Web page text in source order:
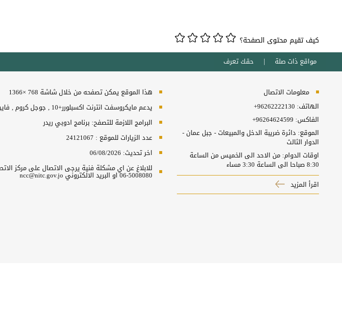
كيف تقيم محتوى الصفحة؟
مواقع ذات صلة حقك تعرف
معلومات الاتصال
الهاتف: +96262222130
الفاكس: +96264624599
الموقع: دائرة ضريبة الدخل والمبيعات - جبل عمان -
الدوار الثالث
اوقات الدوام: من الاحد الى الخميس من الساعة
8:30 صباحا الى الساعة 3:30 مساء
اقرأ المزيد
هذا الموقع يمكن تصفحه من خلال شاشة 768 ×1366
يدعم مايكروسفت انترنت اكسبلورر+10 , جوجل كروم , فاير بوكس , سفاري
البرامج اللازمة للتصفح: برنامج ادوبي ريدر
عدد الزيارات للموقع : 24121067
اخر تحديث: 06/08/2026
للابلاغ عن اي مشكلة فنية يرجى الاتصال على مركز
5008080-06 او البريد الالكتروني ncc@nitc.gov.jo